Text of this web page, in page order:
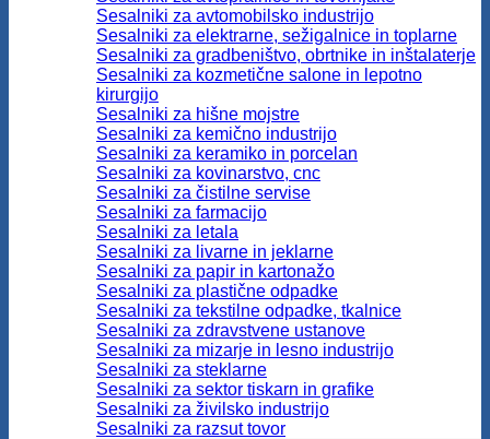
Sesalniki za avtomobilsko industrijo
Sesalniki za elektrarne, sežigalnice in toplarne
Sesalniki za gradbeništvo, obrtnike in inštalaterje
Sesalniki za kozmetične salone in lepotno
kirurgijo
Sesalniki za hišne mojstre
Sesalniki za kemično industrijo
Sesalniki za keramiko in porcelan
Sesalniki za kovinarstvo, cnc
Sesalniki za čistilne servise
Sesalniki za farmacijo
Sesalniki za letala
Sesalniki za livarne in jeklarne
Sesalniki za papir in kartonažo
Sesalniki za plastične odpadke
Sesalniki za tekstilne odpadke, tkalnice
Sesalniki za zdravstvene ustanove
Sesalniki za mizarje in lesno industrijo
Sesalniki za steklarne
Sesalniki za sektor tiskarn in grafike
Sesalniki za živilsko industrijo
Sesalniki za razsut tovor